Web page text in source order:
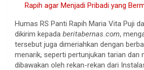
Rapih agar Menjadi Pribadi yang
Humas RS Panti Rapih Maria Vita Puji
dikirim kepada beritabernas.com,
tersebut juga dimeriahkan dengan
menarik, seperti pertunjukan tarian dan
dibawakan oleh rekan-rekan dari